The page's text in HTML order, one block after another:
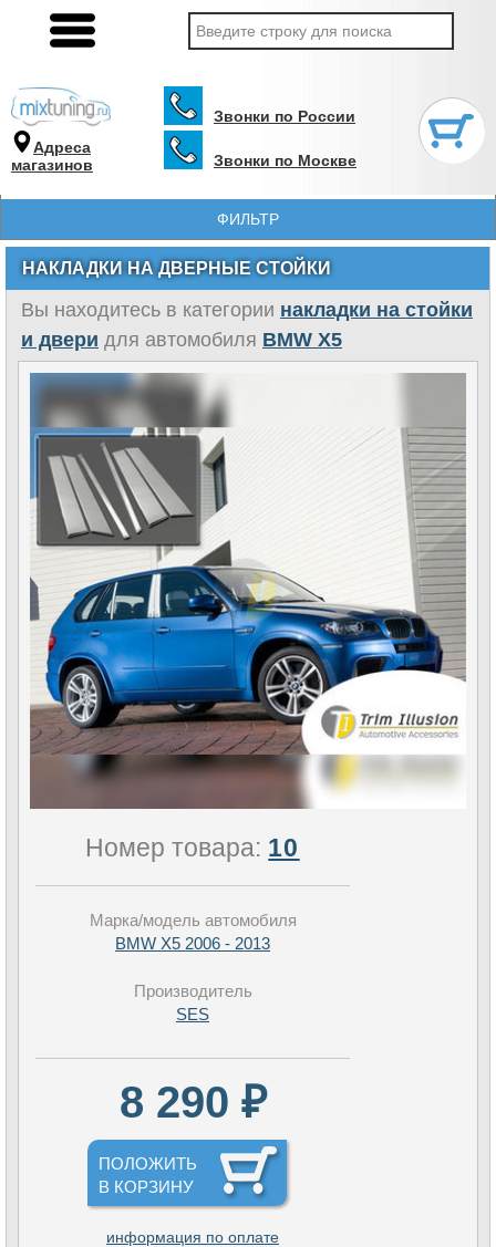
Адреса
магазинов
Звонки по России
Звонки по Москве
ФИЛЬТР
НАКЛАДКИ НА ДВЕРНЫЕ СТОЙКИ
Вы находитесь в категории накладки на стойки
и двери для автомобиля BMW X5
Номер товара: 10
Марка/модель автомобиля
BMW X5 2006 - 2013
Производитель
SES
8 290 ₽
ПОЛОЖИТЬ
В КОРЗИНУ
информация по оплате